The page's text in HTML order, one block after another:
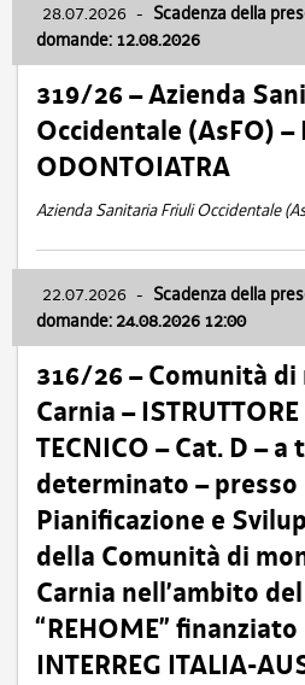
28.07.2026 - Scadenza della
domande: 12.08.2026
319/26 – Azienda
Occidentale (AsFO) –
ODONTOIATRA
Azienda Sanitaria Friuli Occidentale
22.07.2026 - Scadenza della
domande: 24.08.2026 12:00
316/26 – Comunità
Carnia –
TECNICO – Cat. D – a
determinato – presso
Pianificazione e
della Comunità di
Carnia nell’ambito
“REHOME”
INTERREG ITALIA-